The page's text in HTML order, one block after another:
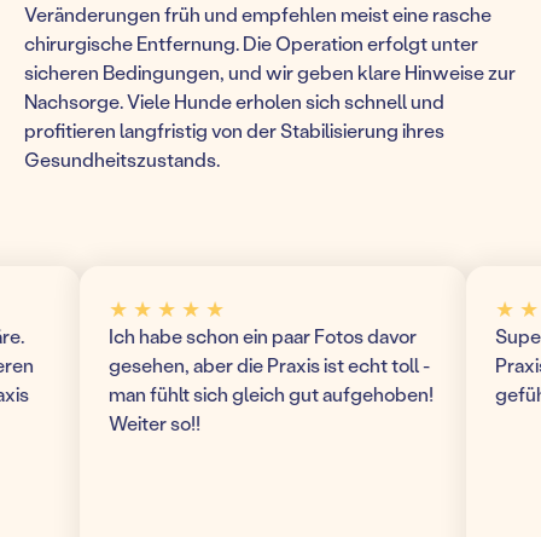
Veränderungen früh und empfehlen meist eine rasche
chirurgische Entfernung. Die Operation erfolgt unter
sicheren Bedingungen, und wir geben klare Hinweise zur
Nachsorge. Viele Hunde erholen sich schnell und
profitieren langfristig von der Stabilisierung ihres
Gesundheitszustands.
★ ★ ★ ★ ★
Ich habe schon ein paar Fotos davor
gesehen, aber die Praxis ist echt toll -
man fühlt sich gleich gut aufgehoben!
Weiter so!!
★ ★
Super
Praxis!
gefühlt